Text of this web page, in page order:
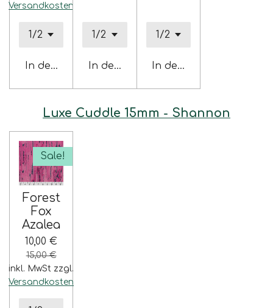
Versandkosten
In den WarenkorbIn den WarenkorbIn den Warenkorb
Luxe Cuddle 15mm - Shannon
Sale!
Forest
Fox
Azalea
10,00 €
15,00 €
inkl. MwSt zzgl.
Versandkosten